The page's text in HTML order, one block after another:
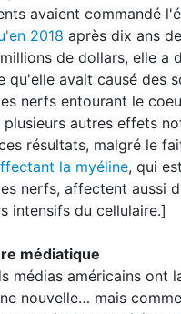
avaient commandé
2018 après dix ans
de dollars, elle a
qu'elle avait causé des
nerfs entourant le
autres effets
résultats, malgré le
la myéline, qui
nerfs, affectent aussi
intensifs du cellulaire.]
médiatique
médias américains ont
nouvelle… mais